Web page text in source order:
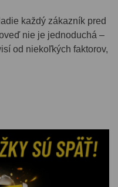
každý zákazník pred
nie je jednoduchá –
od niekoľkých faktorov,